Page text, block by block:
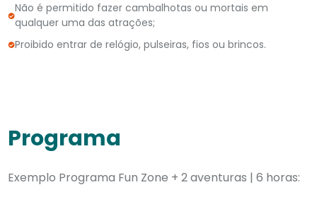
Não é permitido fazer cambalhotas ou mortais em
qualquer uma das atrações;
Proibido entrar de relógio, pulseiras, fios ou brincos.
Programa
Exemplo Programa Fun Zone + 2 aventuras | 6 horas: